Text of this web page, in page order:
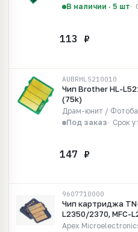
В наличии · 5 шт
AUBRHL5210010
Чип Brother HL-
(75k)
Драм-юнит /
Под заказ
Срок
9607710000
Чип картриджа
L2350/2370, MFC-
Apex